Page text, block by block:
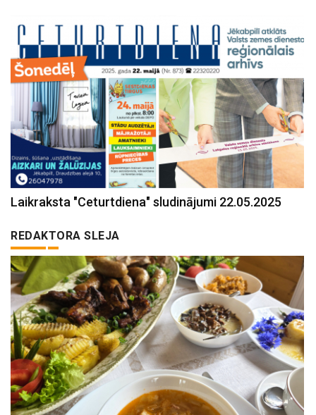
Laikraksta "Ceturtdiena" sludinājumi 22.05.2025
REDAKTORA SLEJA